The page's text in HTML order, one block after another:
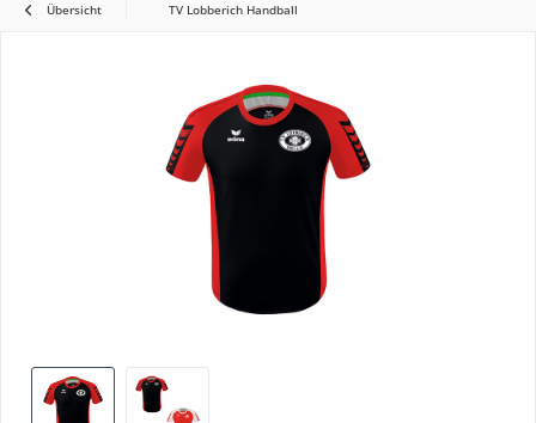
Übersicht TV Lobberich Handball